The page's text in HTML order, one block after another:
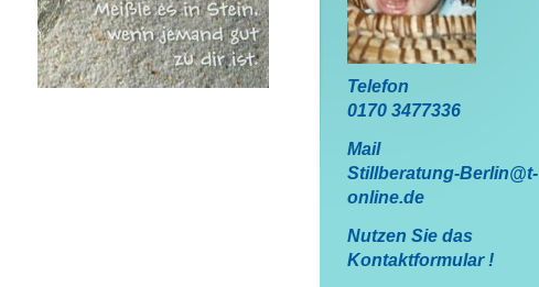
Telefon
0170 3477336
Mail
Stillberatung-Berlin@t-
online.de
Nutzen Sie das
Kontaktformular !